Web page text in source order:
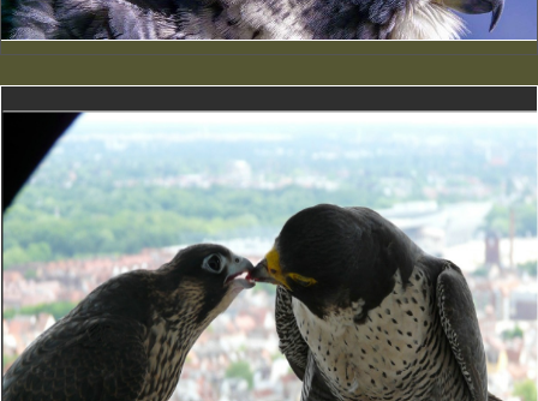
Er läßt sich doch
füttern
Er läßt sich doch füttern